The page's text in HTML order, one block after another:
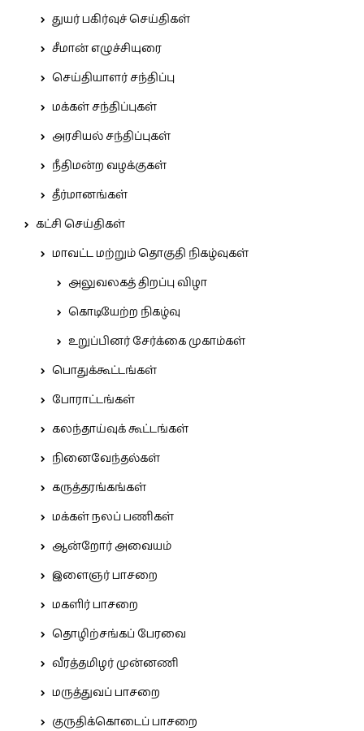
துயர் பகிர்வுச் செய்திகள்
சீமான் எழுச்சியுரை
செய்தியாளர் சந்திப்பு
மக்கள் சந்திப்புகள்
அரசியல் சந்திப்புகள்
நீதிமன்ற வழக்குகள்
தீர்மானங்கள்
கட்சி செய்திகள்
மாவட்ட மற்றும் தொகுதி நிகழ்வுகள்
அலுவலகத் திறப்பு விழா
கொடியேற்ற நிகழ்வு
உறுப்பினர் சேர்க்கை முகாம்கள்
பொதுக்கூட்டங்கள்
போராட்டங்கள்
கலந்தாய்வுக் கூட்டங்கள்
நினைவேந்தல்கள்
கருத்தரங்கங்கள்
மக்கள் நலப் பணிகள்
ஆன்றோர் அவையம்
இளைஞர் பாசறை
மகளிர் பாசறை
தொழிற்சங்கப் பேரவை
வீரத்தமிழர் முன்னணி
மருத்துவப் பாசறை
குருதிக்கொடைப் பாசறை